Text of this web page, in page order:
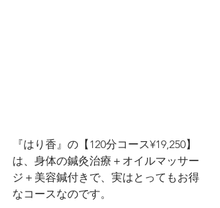
『はり香』の【120分コース¥19,250】
は、身体の鍼灸治療＋オイルマッサー
ジ＋美容鍼付きで、実はとってもお得
なコースなのです。